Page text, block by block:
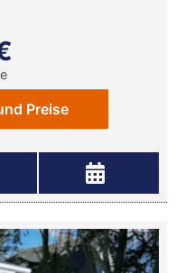
Preise